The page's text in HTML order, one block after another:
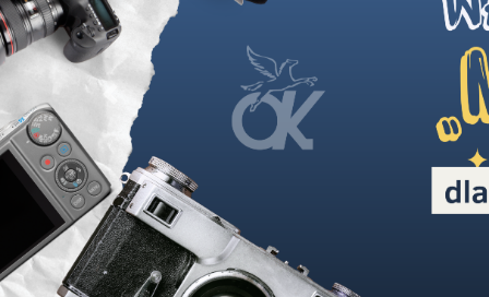
Previous